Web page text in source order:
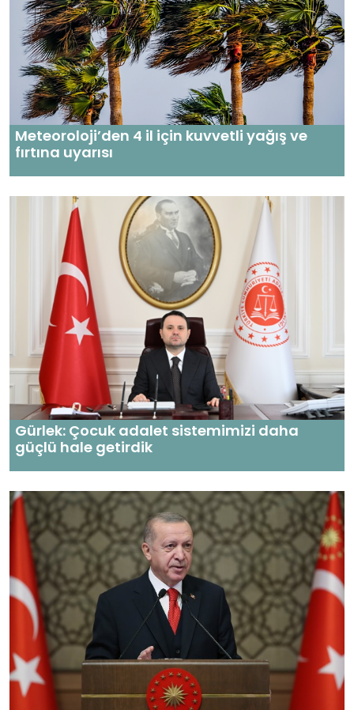
Meteoroloji’den 4 il için kuvvetli yağış ve
fırtına uyarısı
Gürlek: Çocuk adalet sistemimizi daha
güçlü hale getirdik